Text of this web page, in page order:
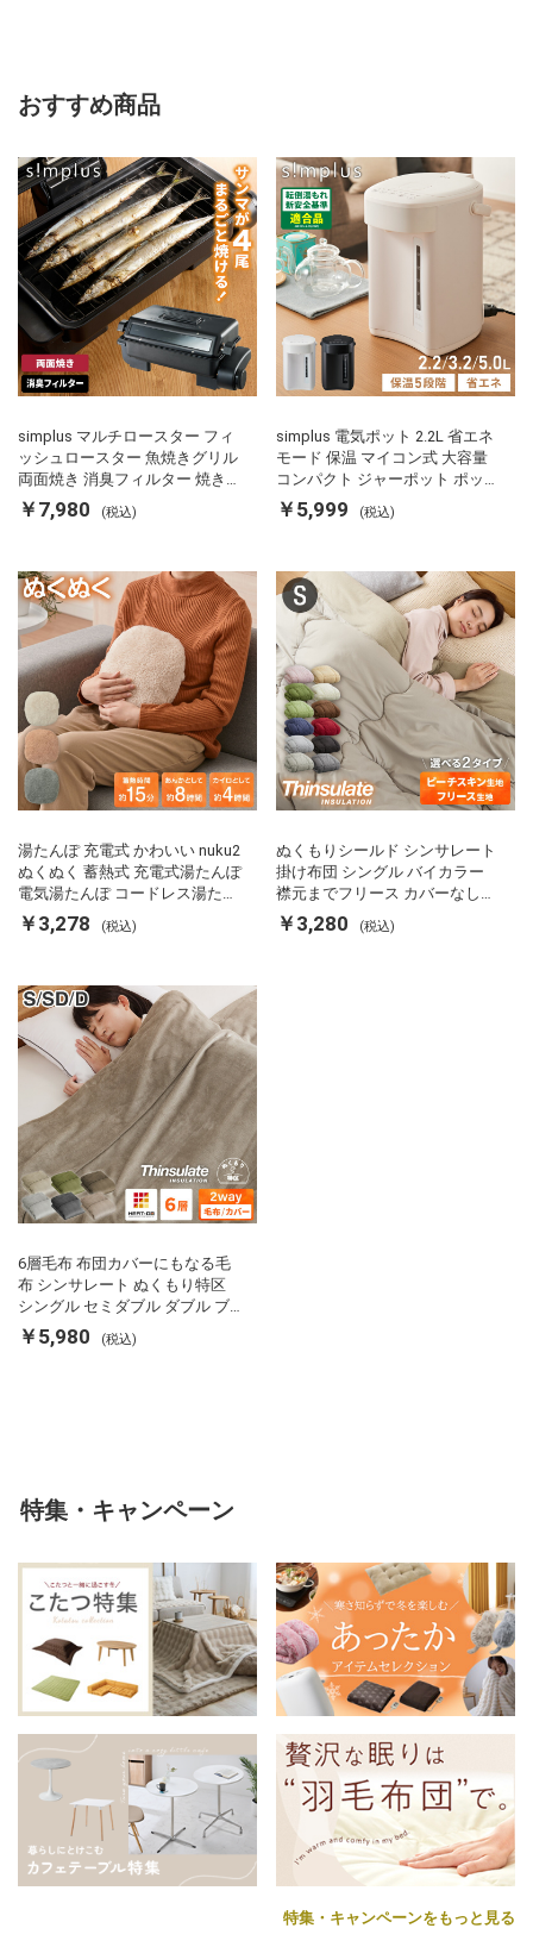
おすすめ商品
simplus マルチロースター フィ
ッシュロースター 魚焼きグリル
両面焼き 消臭フィルター 焼き魚
両面ヒーター タイマー付き SP-
FRS01 マットブラック シンプラ
￥7,980 (税込)
simplus 電気ポット 2.2L 省エネ
モード 保温 マイコン式 大容量
コンパクト ジャーポット ポット
カルキ抜き 空焚き防止 温度調節
軽量 SP-PD22 シンプラス
￥5,999 (税込)
湯たんぽ 充電式 かわいい nuku2
ぬくぬく 蓄熱式 充電式湯たんぽ
電気湯たんぽ コードレス湯たん
ぽ エコ 節電 節約 省エネ 充電式
エコ電気あんか EWT-2143 スリ
￥3,278 (税込)
ぬくもりシールド シンサレート
掛け布団 シングル バイカラー
襟元までフリース カバーなしで
使える 軽い 丸洗い 断熱 保温 抗
菌防臭 洗える 防ダニ 軽量 ホコ
￥3,280 (税込)
6層毛布 布団カバーにもなる毛
布 シンサレート ぬくもり特区
シングル セミダブル ダブル ブ
ランケット 掛け布団カバー フラ
ンネル 保温 蓄熱 吸湿 発熱 断熱
￥5,980 (税込)
特集・キャンペーン
特集・キャンペーンをもっと見る